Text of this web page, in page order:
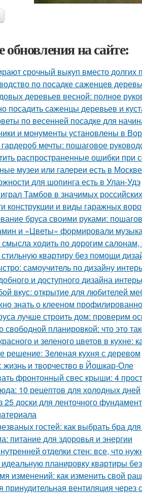
обновления на сайте:
срочный выкуп вместо долгих
по посадке саженцев
деревьев весной: полное
посадить саженцы деревьев и
по весенней посадке для
и монументы установлены в
мечты: пошаговое
распространенные ошибки при
музеи или галереи есть в Москве
для шопинга есть в Улан-Удэ
Тамбов в значимых
конструкции и виды гаражных
бруса своими руками:
и «Цветы» формировали
ходить по дорогим
стильную квартиру без помощи
самоучитель по дизайну
и доступного дизайна
вкус: открытие для любителей
знать о клееном
лучше строить дом: проверим
свободной планировкой: что это
и зеленого цветов в
решение: Зеленая кухня с деревом
жизнь и творчество в Йошкар-Оле
фронтонный свес крыши: 4
10 рецептов для холодных дней
25 доски для ленточного
гостей: как выбрать бра
питание для здоровья и энергии
отделки стен: все, что
идеальную планировку квартиры
изменений: как изменить свой
вентиляция через